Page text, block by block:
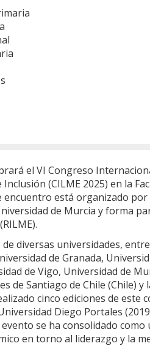
el VI Congreso
(CILME 2025) en la
encuentro está organizado
de Murcia y forma
diversas universidades,
de Granada,
de Vigo, Universidad de
de Santiago de Chile (Chile)
cinco ediciones de este
Diego Portales
se ha consolidado como
en torno al liderazgo y la